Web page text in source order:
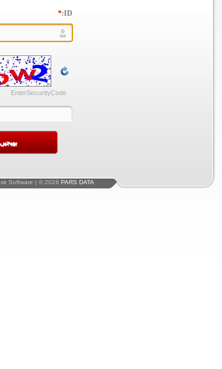
ID:
*
EnterSecurityCode
Software | © 2026 PARS DATA